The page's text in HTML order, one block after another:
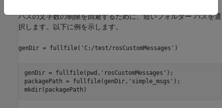
パスの文字数の制限を回避するために、短いフォルダー パスを選
択します。以下に例を示します。
genDir = fullfile('C:/test/rosCustomMessages')
genDir = fullfile(pwd, 'rosCustomMessages' );
packagePath = fullfile(genDir, 'simple_msgs' );
mkdir(packagePath)